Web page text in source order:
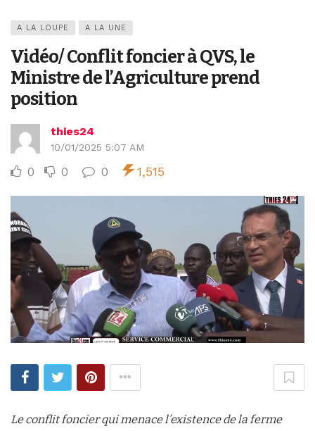
A LA LOUPE A LA UNE
Vidéo/ Conflit foncier à QVS, le
Ministre de l’Agriculture prend
position
thies24
10/01/2025 5:07 AM
0 0 0 1,515
Le conflit foncier qui menace l’existence de la ferme